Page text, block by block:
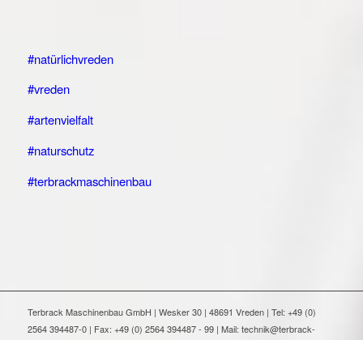
#natürlichvreden
#vreden
#artenvielfalt
#naturschutz
#terbrackmaschinenbau
Terbrack Maschinenbau GmbH | Wesker 30 | 48691 Vreden | Tel: +49 (0)
2564 394487-0 | Fax: +49 (0) 2564 394487 - 99 | Mail: technik@terbrack-